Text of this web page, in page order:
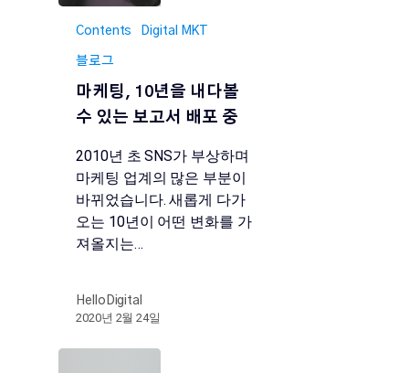
Contents Digital MKT
블로그
마케팅, 10년을 내다볼
수 있는 보고서 배포 중
2010년 초 SNS가 부상하며
마케팅 업계의 많은 부분이
바뀌었습니다. 새롭게 다가
오는 10년이 어떤 변화를 가
져올지는…
HelloDigital
2020년 2월 24일